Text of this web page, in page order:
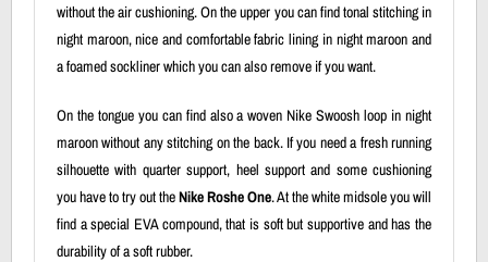
without the air cushioning. On the upper you can find tonal stitching in
night maroon, nice and comfortable fabric lining in night maroon and
a foamed sockliner which you can also remove if you want.
On the tongue you can find also a woven Nike Swoosh loop in night
maroon without any stitching on the back. If you need a fresh running
silhouette with quarter support, heel support and some cushioning
you have to try out theNike Roshe One. At the white midsole you will
find a special EVA compound, that is soft but supportive and has the
durability of a soft rubber.